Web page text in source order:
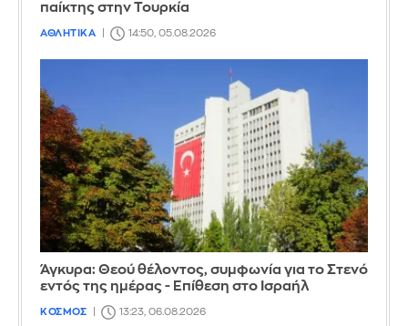
παίκτης στην Τουρκία
ΑΘΛΗΤΙΚΑ 14:50, 05.08.2026
Άγκυρα: Θεού θέλοντος, συμφωνία για το Στενό
εντός της ημέρας - Επίθεση στο Ισραήλ
ΚΟΣΜΟΣ 13:23, 06.08.2026